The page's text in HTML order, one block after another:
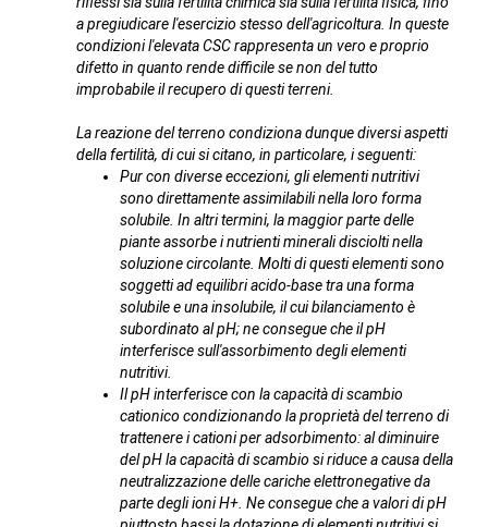
a pregiudicare l'esercizio stesso dell'agricoltura. In queste
condizioni l'elevata CSC rappresenta un vero e proprio
difetto in quanto rende difficile se non del tutto
improbabile il recupero di questi terreni.
La reazione del terreno condiziona dunque diversi aspetti
della fertilità, di cui si citano, in particolare, i seguenti:
Pur con diverse eccezioni, gli elementi nutritivi
sono direttamente assimilabili nella loro forma
solubile. In altri termini, la maggior parte delle
piante assorbe i nutrienti minerali disciolti nella
soluzione circolante. Molti di questi elementi sono
soggetti ad equilibri acido-base tra una forma
solubile e una insolubile, il cui bilanciamento è
subordinato al pH; ne consegue che il pH
interferisce sull'assorbimento degli elementi
nutritivi.
Il pH interferisce con la capacità di scambio
cationico condizionando la proprietà del terreno di
trattenere i cationi per adsorbimento: al diminuire
del pH la capacità di scambio si riduce a causa della
neutralizzazione delle cariche elettronegative da
parte degli ioni H+. Ne consegue che a valori di pH